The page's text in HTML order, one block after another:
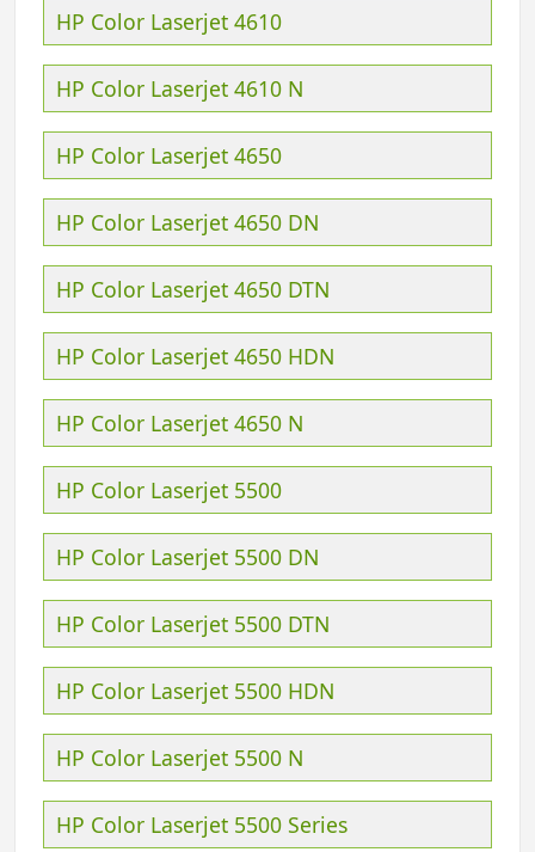
HP Color Laserjet 4610
HP Color Laserjet 4610 N
HP Color Laserjet 4650
HP Color Laserjet 4650 DN
HP Color Laserjet 4650 DTN
HP Color Laserjet 4650 HDN
HP Color Laserjet 4650 N
HP Color Laserjet 5500
HP Color Laserjet 5500 DN
HP Color Laserjet 5500 DTN
HP Color Laserjet 5500 HDN
HP Color Laserjet 5500 N
HP Color Laserjet 5500 Series